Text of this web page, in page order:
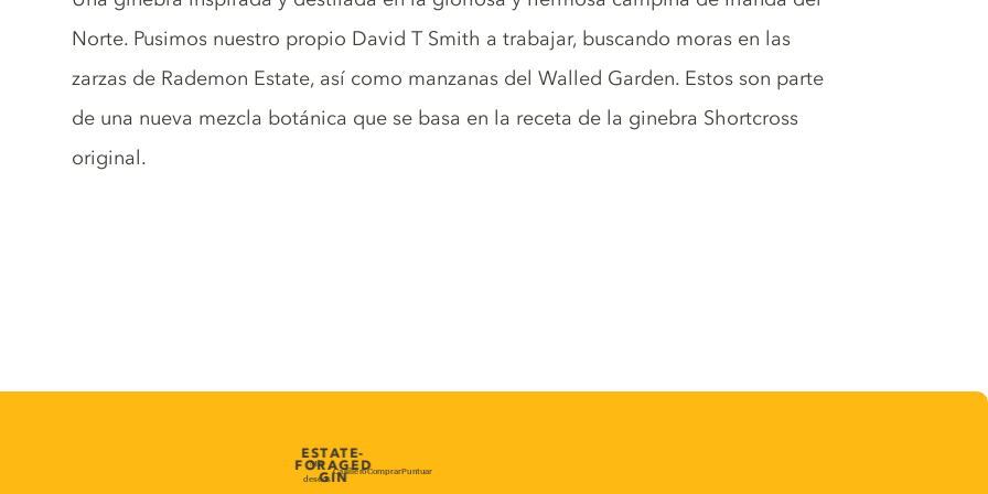
Norte. Pusimos nuestro propio David T Smith a trabajar, buscando moras en las
zarzas de Rademon Estate, así como manzanas del Walled Garden. Estos son parte
de una nueva mezcla botánica que se basa en la receta de la ginebra Shortcross
original.